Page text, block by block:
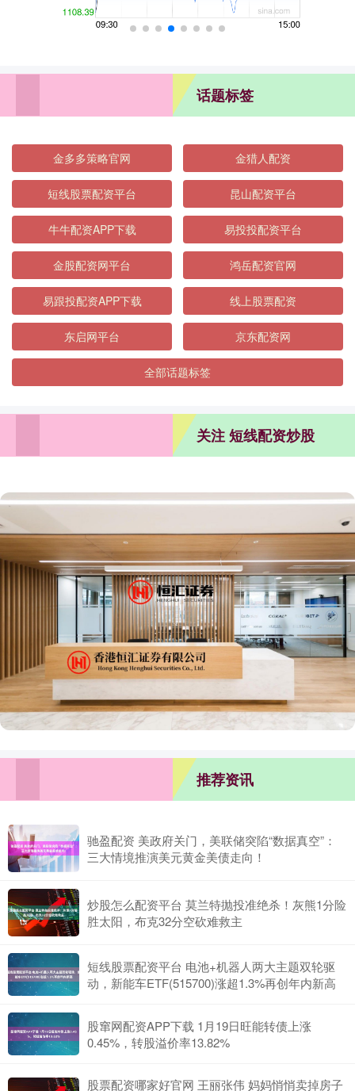
话题标签
金多多策略官网 金猎人配资
短线股票配资平台 昆山配资平台
牛牛配资APP下载 易投投配资平台
金股配资网平台 鸿岳配资官网
易跟投配资APP下载 线上股票配资
东启网平台 京东配资网
全部话题标签
关注 短线配资炒股
推荐资讯
驰盈配资 美政府关门，美联储突陷“数据真空”：
三大情境推演美元黄金美债走向！
炒股怎么配资平台 莫兰特抛投准绝杀！灰熊1分险
胜太阳，布克32分空砍难救主
短线股票配资平台 电池+机器人两大主题双轮驱
动，新能车ETF(515700)涨超1.3%再创年内新高
股窜网配资APP下载 1月19日旺能转债上涨
0.45%，转股溢价率13.82%
股票配资哪家好官网 王丽张伟 妈妈悄悄卖掉房子